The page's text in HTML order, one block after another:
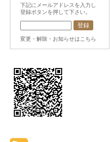
下記にメールアドレスを入力し
登録ボタンを押して下さい。
変更・解除・お知らせはこちら